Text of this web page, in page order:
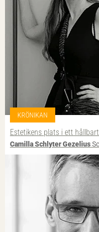
KRÖNIKAN
Estetikens plats i ett
Camilla Schlyter Gezelius